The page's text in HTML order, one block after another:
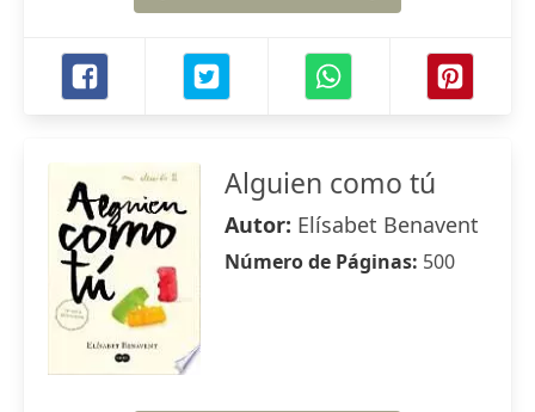
Alguien como tú
Autor: Elísabet Benavent
Número de Páginas: 500